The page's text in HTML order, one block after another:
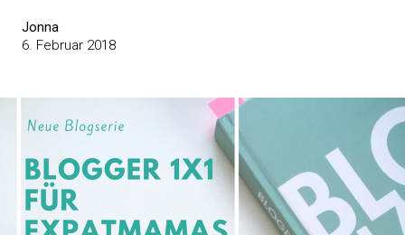
Jonna
6. Februar 2018